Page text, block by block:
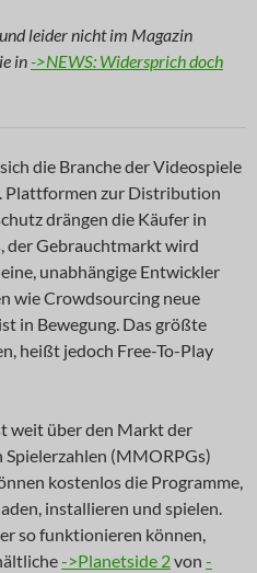
leider nicht im Magazin
in->NEWS: Widersprich doch
die Branche der Videospiele
Plattformen zur Distribution
drängen die Käufer in
der Gebrauchtmarkt wird
unabhängige Entwickler
wie Crowdsourcing neue
in Bewegung. Das größte
heißt jedoch Free-To-Play
weit über den Markt der
(MMORPGs)
kostenlos die Programme,
installieren und spielen.
so funktionieren können,
->Planetside 2von -